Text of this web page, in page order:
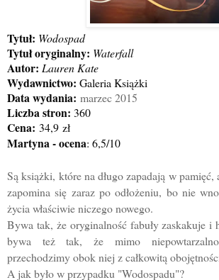
Tytuł: Wodospad
Tytuł oryginalny: Waterfall
Autor: Lauren Kate
Wydawnictwo: Galeria Książki
Data wydania: marzec2015
Liczba stron: 360
Cena: 34,9 zł
Martyna - ocena: 6,5/10
Są książki, które na długo zapadają w pamięć,
zapomina się zaraz po odłożeniu, bo nie
życia właściwie niczego nowego.
Bywa tak, że oryginalność fabuły zaskakuje i
bywa też tak, że mimo
przechodzimy obok niej z całkowitą
A jak było w przypadku "Wodospadu"?